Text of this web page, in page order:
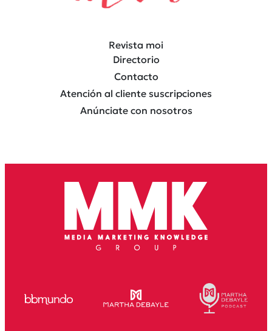
Revista moi
Directorio
Contacto
Atención al cliente suscripciones
Anúnciate con nosotros